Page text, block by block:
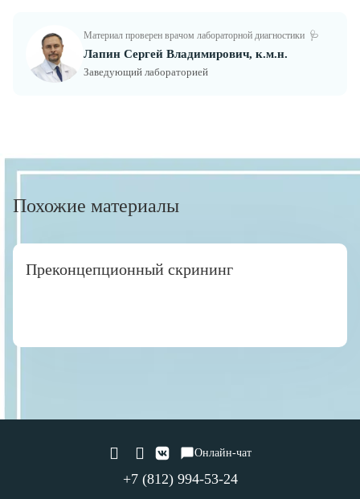
Материал проверен врачом лабораторной диагностики 🩺
Лапин Сергей Владимирович, к.м.н.
Заведующий лабораторией
Похожие материалы
Преконцепционный скрининг
Онлайн-чат
+7 (812) 994-53-24